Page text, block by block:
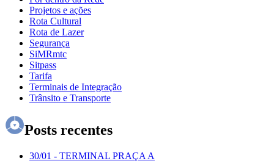
Projetos e ações
Rota Cultural
Rota de Lazer
Segurança
SiMRmtc
Sitpass
Tarifa
Terminais de Integração
Trânsito e Transporte
Posts recentes
30/01 - TERMINAL PRAÇA A